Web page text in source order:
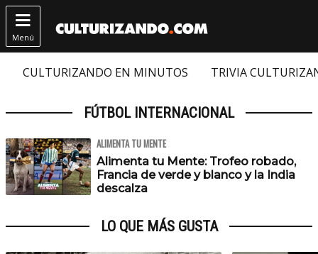

Menú
CULTURIZANDO EN MINUTOS TRIVIA
FÚTBOL INTERNACIONAL
ALIMENTA TU MENTE
Alimenta tu Mente: Trofeo robado,
Francia de verde y blanco y la India
descalza
LO QUE MÁS GUSTA